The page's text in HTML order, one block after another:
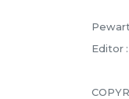
Editor